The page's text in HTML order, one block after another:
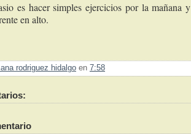
es hacer simples ejercicios por la mañana y
en alto.
rodriguez hidalgo en 7:58